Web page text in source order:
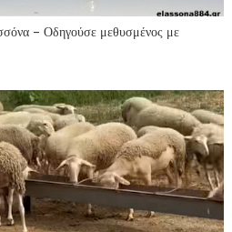
– Οδηγούσε μεθυσμένος με